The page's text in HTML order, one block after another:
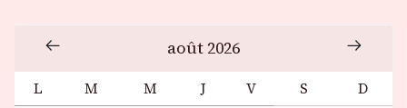
août 2026
L M M J V S D